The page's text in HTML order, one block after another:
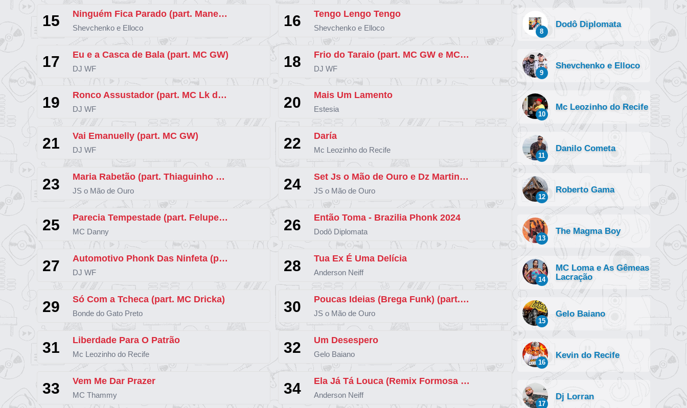
15 Ninguém Fica Parado (part. Maneirinho do Recife)
Shevchenko e Elloco 16 Tengo Lengo Tengo
Shevchenko e Elloco
17 Eu e a Casca de Bala (part. MC GW)
DJ WF 18 Frio do Taraio (part. MC GW e MC Carlos de Sumaré)
DJ WF
19 Ronco Assustador (part. MC Lk da Capital e MC Felipinho da Ct)
DJ WF 20 Mais Um Lamento
Estesia
21 Vai Emanuelly (part. MC GW)
DJ WF 22 Daría
Mc Leozinho do Recife
23 Maria Rabetão (part. Thiaguinho MT e Mc 2k)
JS o Mão de Ouro 24 Set Js o Mão de Ouro e Dz Martins (part. Igor Sales, MC Jacaré, Ruanzinho,
JS o Mão de Ouro
25 Parecia Tempestade (part. Felupe Na Voz e Sony No Beat)
MC Danny 26 Então Toma - Brazilia Phonk 2024
Dodô Diplomata
27 Automotivo Phonk Das Ninfeta (part. MC RD)
DJ WF 28 Tua Ex É Uma Delícia
Anderson Neiff
29 Só Com a Tcheca (part. MC Dricka)
Bonde do Gato Preto 30 Poucas Ideias (Brega Funk) (part. MC Vitin LC e Thiaguinho MT)
JS o Mão de Ouro
31 Liberdade Para O Patrão
Mc Leozinho do Recife 32 Um Desespero
Gelo Baiano
33 Vem Me Dar Prazer
MC Thammy 34 Ela Já Tá Louca (Remix Formosa Brega Funk) (part. John Johnis, Kaio Viana e
Anderson Neiff
8
Dodô Diplomata
9
Shevchenko e Elloco
10
Mc Leozinho do Recife
11
Danilo Cometa
12
Roberto Gama
13
The Magma Boy
14
MC Loma e As Gêmeas
Lacração
15
Gelo Baiano
16
Kevin do Recife
17
Dj Lorran